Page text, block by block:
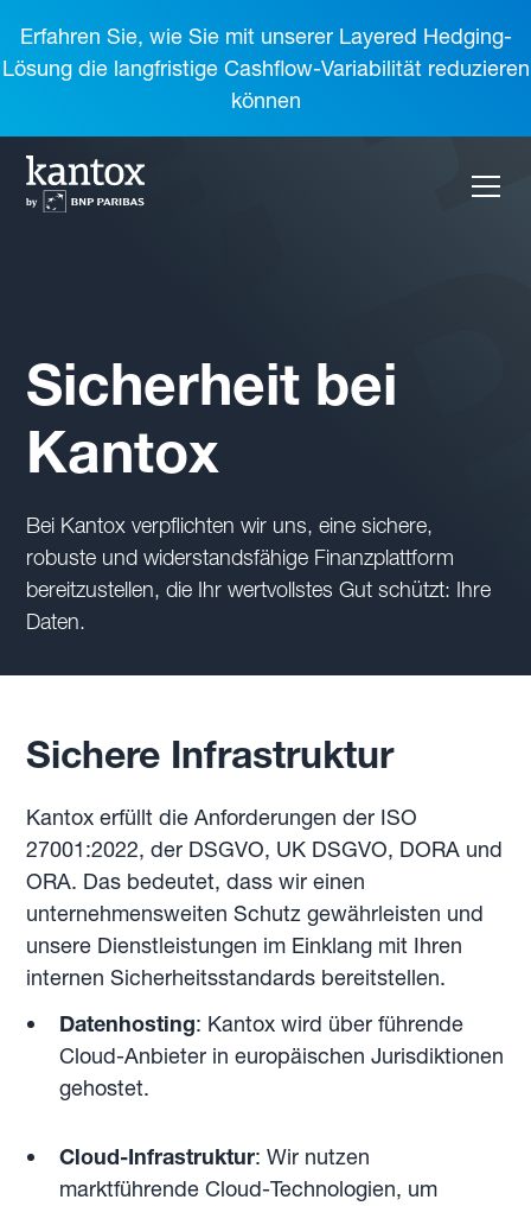
Erfahren Sie, wie Sie mit unserer Layered Hedging-
Lösung die langfristige Cashflow-Variabilität reduzieren
können
Sicherheit bei
Kantox
Bei Kantox verpflichten wir uns, eine sichere,
robuste und widerstandsfähige Finanzplattform
bereitzustellen, die Ihr wertvollstes Gut schützt: Ihre
Daten.
Sichere Infrastruktur
Kantox erfüllt die Anforderungen der ISO
27001:2022, der DSGVO, UK DSGVO, DORA und
ORA. Das bedeutet, dass wir einen
unternehmensweiten Schutz gewährleisten und
unsere Dienstleistungen im Einklang mit Ihren
internen Sicherheitsstandards bereitstellen.
Datenhosting: Kantox wird über führende
Cloud-Anbieter in europäischen Jurisdiktionen
gehostet.
Cloud-Infrastruktur: Wir nutzen
marktführende Cloud-Technologien, um